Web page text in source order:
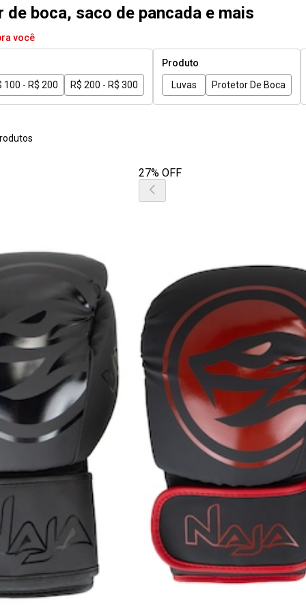
boca, saco de pancada e mais
você
100 - R$ 200 R$ 200 - R$ 300
Produto
Luvas
Protetor De Boca
27% OFF